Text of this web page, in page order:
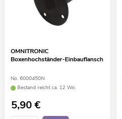
OMNITRONIC
Boxenhochständer-Einbauflansch
No. 6000450N
Bestand reicht ca. 12 Wo.
5,90€